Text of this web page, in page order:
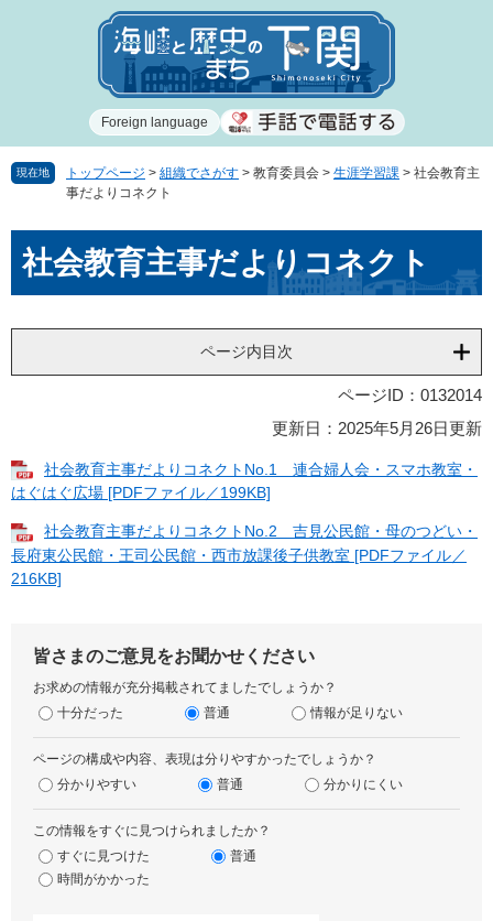
で
ば
Foreign language
現在地 トップページ > 組織でさがす > 教育委員会 > 生涯学習課 > 社会教育主
事だよりコネクト
文社会教育主事だよりコネクト
ページ内目次
ページID：0132014
更新日：2025年5月26日更新
社会教育主事だよりコネクトNo.1 連合婦人会・スマホ教室・
はぐはぐ広場 [PDFファイル／199KB]
社会教育主事だよりコネクトNo.2 吉見公民館・母のつどい・
長府東公民館・王司公民館・西市放課後子供教室 [PDFファイル／
216KB]
皆さまのご意見をお聞かせください
お求めの情報が充分掲載されてましたでしょうか？
十分だった
普通 情報が足りない
ページの構成や内容、表現は分りやすかったでしょうか？
分かりやすい
普通 分かりにくい
この情報をすぐに見つけられましたか？
すぐに見つけた
普通
時間がかかった